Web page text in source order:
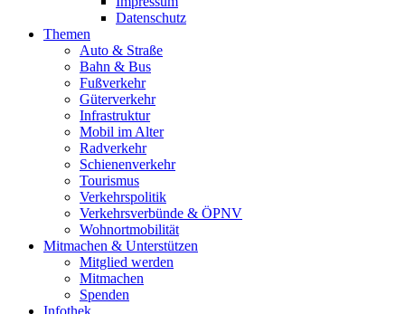
Datenschutz
Themen
Auto & Straße
Bahn & Bus
Fußverkehr
Güterverkehr
Infrastruktur
Mobil im Alter
Radverkehr
Schienenverkehr
Tourismus
Verkehrspolitik
Verkehrsverbünde & ÖPNV
Wohnortmobilität
Mitmachen & Unterstützen
Mitglied werden
Mitmachen
Spenden
Infothek